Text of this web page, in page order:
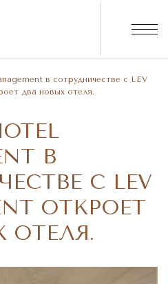
в сотрудничестве с LEV
два новых отеля.
В
С LEV
ОТКРОЕТ
ОТЕЛЯ.